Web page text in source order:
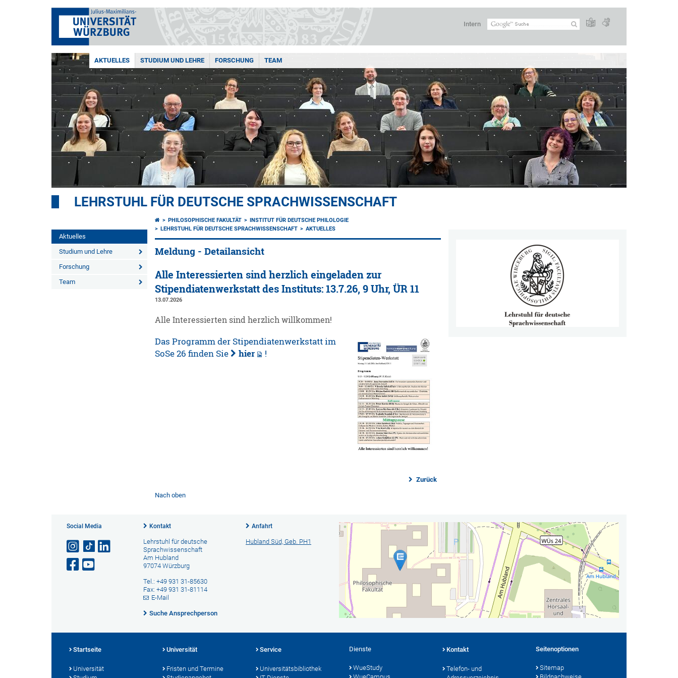
Intern
AKTUELLES STUDIUM UND LEHRE FORSCHUNG TEAM
LEHRSTUHL FÜR DEUTSCHE SPRACHWISSENSCHAFT
Aktuelles
Studium und Lehre
Forschung
Team
PHILOSOPHISCHE FAKULTÄT
INSTITUT FÜR DEUTSCHE PHILOLOGIE
LEHRSTUHL FÜR DEUTSCHE SPRACHWISSENSCHAFT
AKTUELLES
Meldung - Detailansicht
Alle Interessierten sind herzlich eingeladen zur
Stipendiatenwerkstatt des Instituts: 13.7.26, 9 Uhr, ÜR 11
13.07.2026
Alle Interessierten sind herzlich willkommen!
Das Programm der Stipendiatenwerkstatt im
SoSe 26 finden Sie
hier !
Zurück
Nach oben
Social Media Kontakt
Lehrstuhl für deutsche
Sprachwissenschaft
Am Hubland
97074 Würzburg
Tel.: +49 931 31-85630
Fax: +49 931 31-81114
E-Mail
Suche Ansprechperson
Anfahrt
Hubland Süd, Geb. PH1
Startseite
Universität
Universität
Fristen und Termine
Service
Universitätsbibliothek
Dienste
WueStudy
Kontakt
Telefon- und
Seitenoptionen
Sitemap